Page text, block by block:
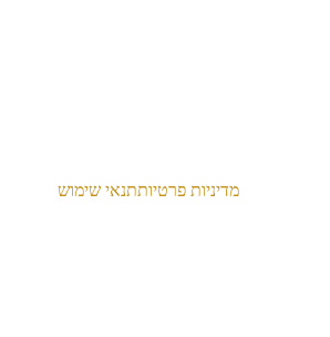
מדיניות פרטיותתנאי שימוש